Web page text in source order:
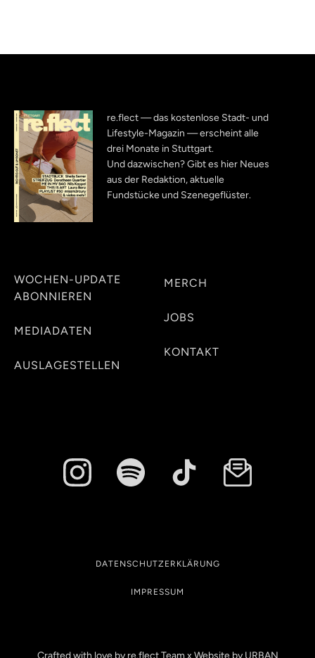
re.flect — das kostenlose Stadt- und
Lifestyle-Magazin — erscheint alle
drei Monate in Stuttgart.
Und dazwischen? Gibt es hier Neues
aus der Redaktion, aktuelle
Fundstücke und Szenegeflüster.
WOCHEN-UPDATE
ABONNIEREN
MEDIADATEN
AUSLAGESTELLEN
MERCH
JOBS
KONTAKT
DATENSCHUTZERKLÄRUNG
IMPRESSUM
Crafted with love by re.flect Team x Website by URBAN